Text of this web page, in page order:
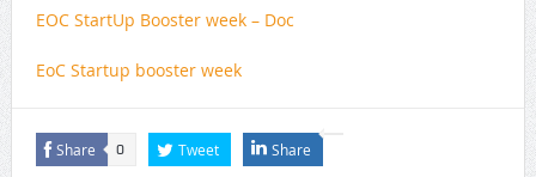
EOC StartUp Booster week – Doc
EoC Startup booster week
Share 0 Tweet Share